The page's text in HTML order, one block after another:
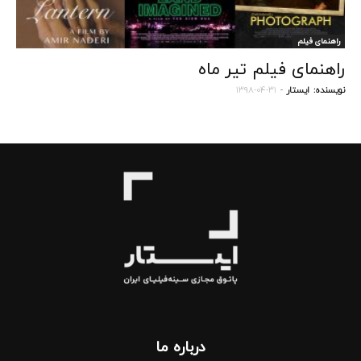
راهنمای فیلم
راهنمای فیلم تیر ماه
نویسنده: ایستار - ۱۳۹۸-۰۴-۳۱
درباره‌ ما